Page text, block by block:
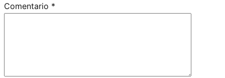
Comentario *